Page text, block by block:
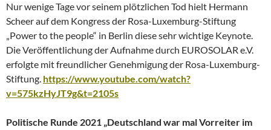
Nur wenige Tage vor seinem plötzlichen Tod hielt Hermann
Scheer auf dem Kongress der Rosa-Luxemburg-Stiftung
„Power to the people“ in Berlin diese sehr wichtige Keynote.
Die Veröffentlichung der Aufnahme durch EUROSOLAR e.V.
erfolgte mit freundlicher Genehmigung der Rosa-Luxemburg-
Stiftung. https://www.youtube.com/watch?
v=575kzHyJT9g&t=2105s
Politische Runde 2021 „Deutschland war mal Vorreiter im